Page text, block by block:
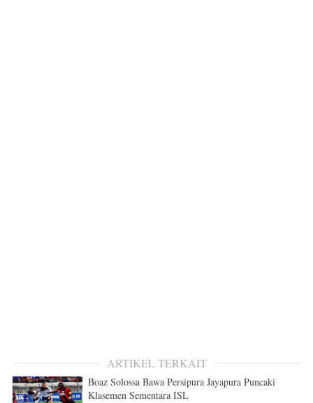
ARTIKEL TERKAIT
Boaz Solossa Bawa Persipura Jayapura Puncaki
Klasemen Sementara ISL